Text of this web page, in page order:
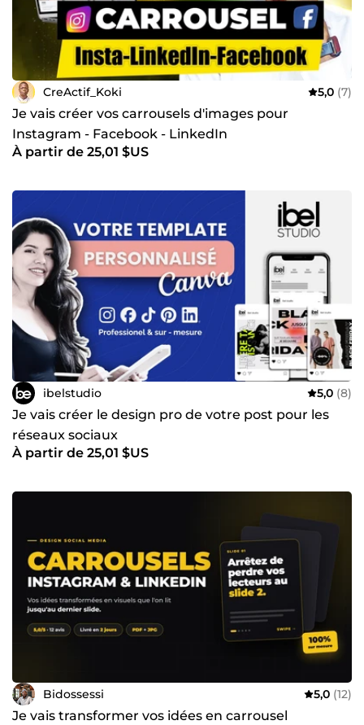
CreActif_Koki 5,0 (7)
Je vais créer vos carrousels d'images pour
Instagram - Facebook - LinkedIn
À partir de 25,01 $US
ibelstudio 5,0 (8)
Je vais créer le design pro de votre post pour les
réseaux sociaux
À partir de 25,01 $US
Bidossessi 5,0 (12)
Je vais transformer vos idées en carrousel